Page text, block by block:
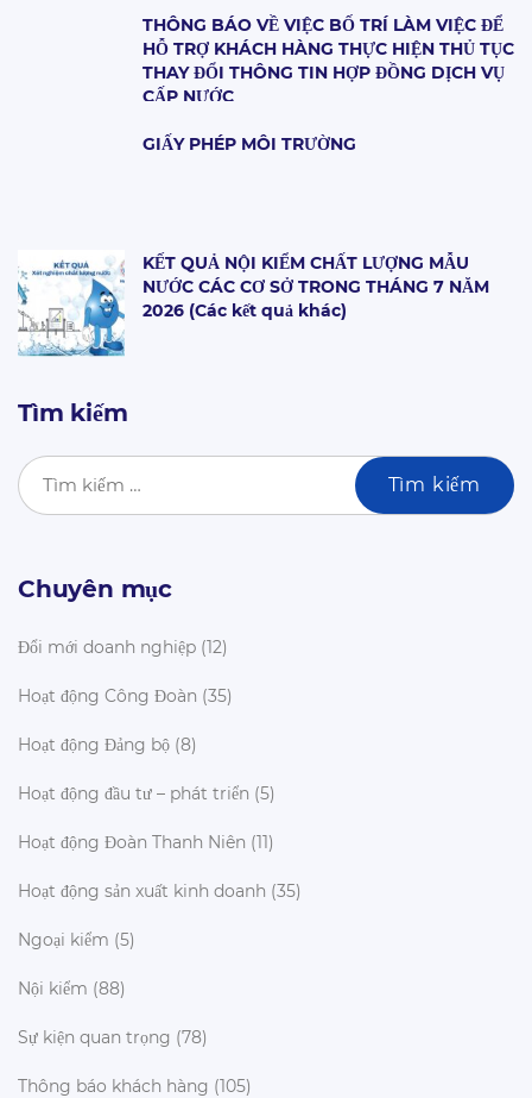
THÔNG BÁO VỀ VIỆC BỐ TRÍ LÀM VIỆC ĐỂ
HỖ TRỢ KHÁCH HÀNG THỰC HIỆN THỦ TỤC
THAY ĐỔI THÔNG TIN HỢP ĐỒNG DỊCH VỤ
CẤP NƯỚC
GIẤY PHÉP MÔI TRƯỜNG
KẾT QUẢ NỘI KIỂM CHẤT LƯỢNG MẪU
NƯỚC CÁC CƠ SỞ TRONG THÁNG 7 NĂM
2026 (Các kết quả khác)
Tìm kiếm
Chuyên mục
Đổi mới doanh nghiệp (12)
Hoạt động Công Đoàn (35)
Hoạt động Đảng bộ (8)
Hoạt động đầu tư – phát triển (5)
Hoạt động Đoàn Thanh Niên (11)
Hoạt động sản xuất kinh doanh (35)
Ngoại kiểm (5)
Nội kiểm (88)
Sự kiện quan trọng (78)
Thông báo khách hàng (105)